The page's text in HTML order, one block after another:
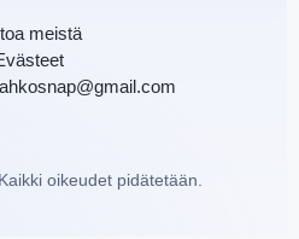
meistä
oikeudet pidätetään.